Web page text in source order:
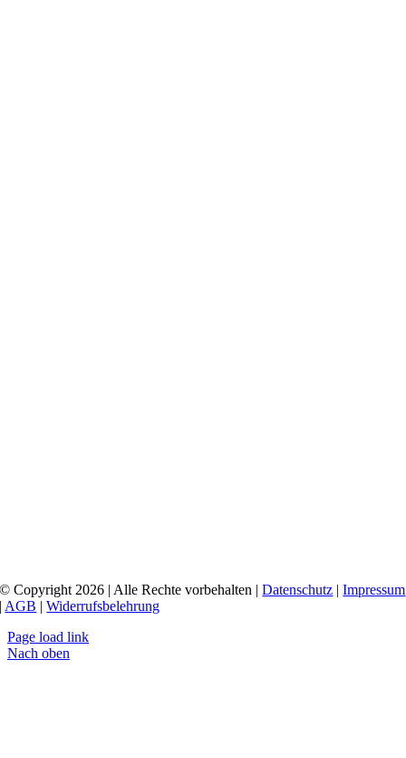
© Copyright 2026 | Alle Rechte vorbehalten |Datenschutz |Impressum
| AGB |Widerrufsbelehrung
Page load link
Nach oben